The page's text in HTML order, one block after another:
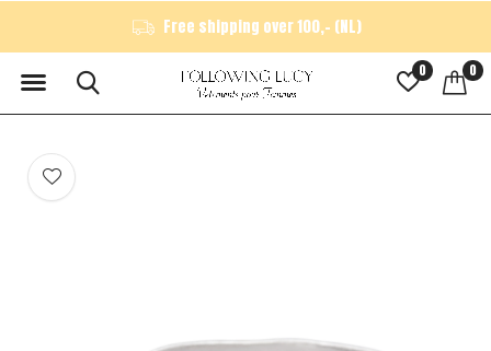
0 0
Free shipping over 100,- (NL)